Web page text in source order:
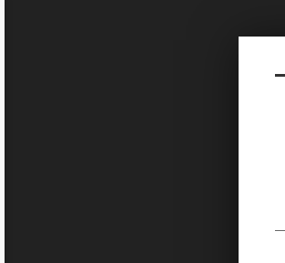
Sketchbook5, 스케치
Sketchbook5, 스케치